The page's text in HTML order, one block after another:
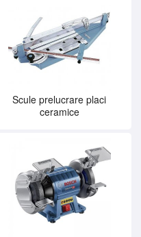
Scule prelucrare placi
ceramice